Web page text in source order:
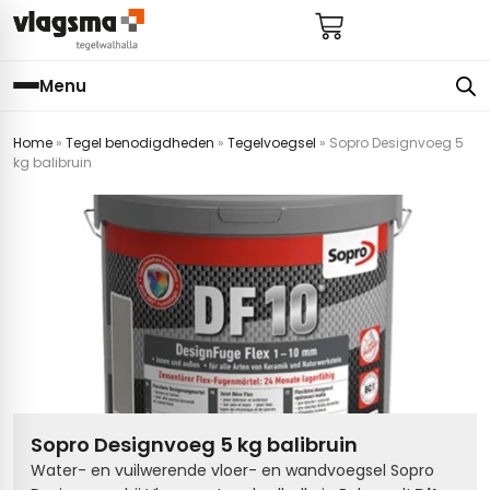
Menu
Home » Tegel benodigdheden » Tegelvoegsel » Sopro Designvoeg 5
kg balibruin
Sopro Designvoeg 5 kg balibruin
Water- en vuilwerende vloer- en wandvoegsel Sopro
woonkamer
toilet